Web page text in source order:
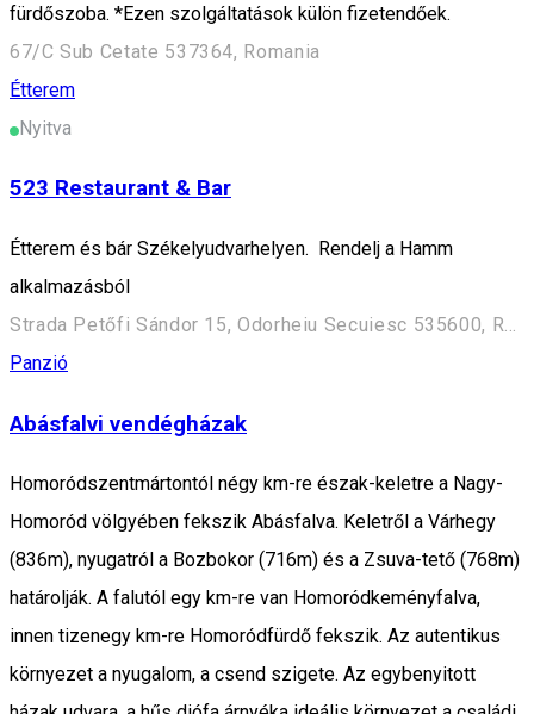
fürdőszoba. *Ezen szolgáltatások külön fizetendőek.
67/C Sub Cetate 537364, Romania
Étterem
Nyitva
523 Restaurant & Bar
Étterem és bár Székelyudvarhelyen. Rendelj a Hamm
alkalmazásból
Strada Petőfi Sándor 15, Odorheiu Secuiesc 535600, Romania
Panzió
Abásfalvi vendégházak
Homoródszentmártontól négy km-re észak-keletre a Nagy-
Homoród völgyében fekszik Abásfalva. Keletről a Várhegy
(836m), nyugatról a Bozbokor (716m) és a Zsuva-tető (768m)
határolják. A falutól egy km-re van Homoródkeményfalva,
innen tizenegy km-re Homoródfürdő fekszik. Az autentikus
környezet a nyugalom, a csend szigete. Az egybenyitott